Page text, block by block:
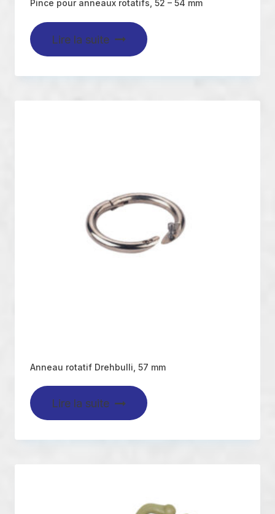
Pince pour anneaux rotatifs, 52 – 54 mm
Lire la suite
Anneau rotatif Drehbulli, 57 mm
Lire la suite